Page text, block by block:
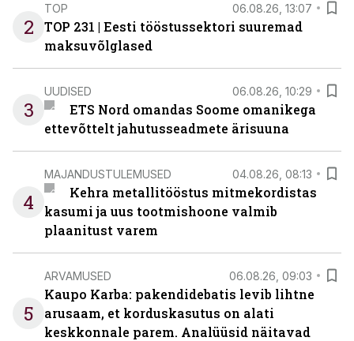
2
TOP 06.08.26, 13:07
TOP 231 | Eesti tööstussektori suuremad
maksuvõlglased
3
UUDISED 06.08.26, 10:29
ETS Nord omandas Soome omanikega
ettevõttelt jahutusseadmete ärisuuna
4
MAJANDUSTULEMUSED 04.08.26, 08:13
Kehra metallitööstus mitmekordistas
kasumi ja uus tootmishoone valmib
plaanitust varem
5
ARVAMUSED 06.08.26, 09:03
Kaupo Karba: pakendidebatis levib lihtne
arusaam, et korduskasutus on alati
keskkonnale parem. Analüüsid näitavad